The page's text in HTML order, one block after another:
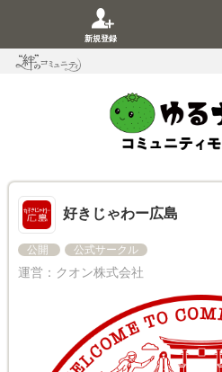
新規登録
好きじゃわー広島
公開 公式サークル
運営： クオン株式会社